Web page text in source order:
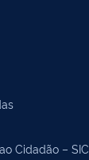
Cidadão – SIC